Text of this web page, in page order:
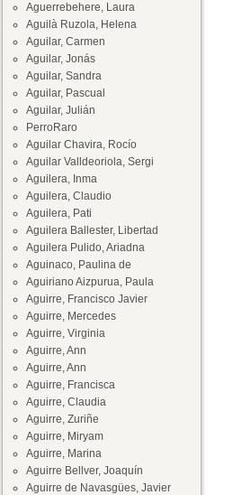
Aguerrebehere, Laura
Aguilà Ruzola, Helena
Aguilar, Carmen
Aguilar, Jonás
Aguilar, Sandra
Aguilar, Pascual
Aguilar, Julián
PerroRaro
Aguilar Chavira, Rocío
Aguilar Valldeoriola, Sergi
Aguilera, Inma
Aguilera, Claudio
Aguilera, Pati
Aguilera Ballester, Libertad
Aguilera Pulido, Ariadna
Aguinaco, Paulina de
Aguiriano Aizpurua, Paula
Aguirre, Francisco Javier
Aguirre, Mercedes
Aguirre, Virginia
Aguirre, Ann
Aguirre, Ann
Aguirre, Francisca
Aguirre, Claudia
Aguirre, Zuriñe
Aguirre, Miryam
Aguirre, Marina
Aguirre Bellver, Joaquín
Aguirre de Navasgües, Javier